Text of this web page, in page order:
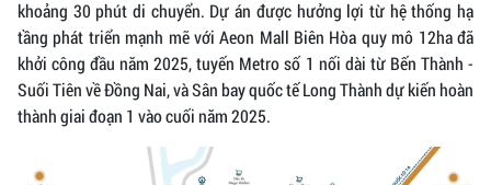
khoảng 30 phút di chuyển. Dự án được hưởng lợi từ hệ thống hạ
tầng phát triển mạnh mẽ với Aeon Mall Biên Hòa quy mô 12ha đã
khởi công đầu năm 2025, tuyến Metro số 1 nối dài từ Bến Thành -
Suối Tiên về Đồng Nai, và Sân bay quốc tế Long Thành dự kiến hoàn
thành giai đoạn 1 vào cuối năm 2025.